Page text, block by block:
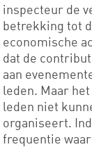
inspecteur de
betrekking tot
economische
dat de
aan
leden. Maar
leden niet
organiseert.
frequentie